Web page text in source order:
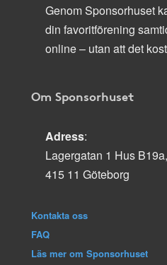
Genom Sponsorhuset
din favoritförening
online – utan att det
Om Sponsorhuset
Adress:
Lagergatan 1 Hus
415 11 Göteborg
Kontakta oss
FAQ
Läs mer om Sponsorhuset